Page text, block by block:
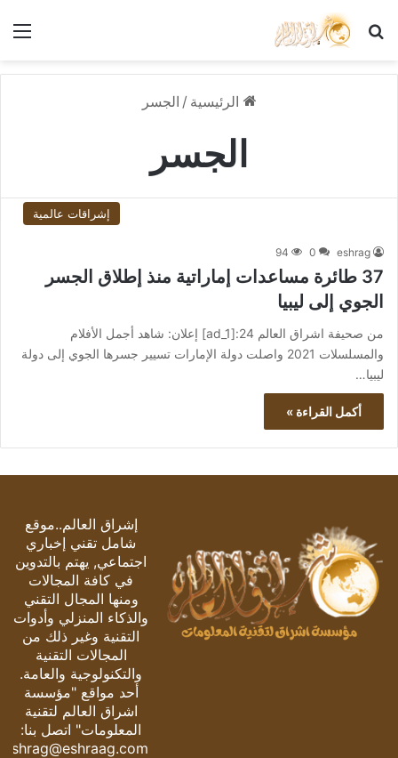
بحث عن
الرئيسية / الجسر
الجسر
إشراقات عالمية
eshrag
0
94
37 طائرة مساعدات إماراتية منذ إطلاق الجسر
الجوي إلى ليبيا
من صحيفة اشراق العالم 24:[ad_1] إعلان: شاهد أجمل الأفلام
والمسلسلات 2021 واصلت دولة الإمارات تسيير جسرها الجوي إلى دولة
ليبيا…
أكمل القراءة »
إشراق العالم..موقع
شامل تقني إخباري
اجتماعي, يهتم بالتدوين
في كافة المجالات
ومنها المجال التقني
والذكاء المنزلي وأدوات
التقنية وغير ذلك من
المجالات التقنية
والتكنولوجية والعامة.
أحد مواقع "مؤسسة
اشراق العالم لتقنية
المعلومات" اتصل بنا:
eshrag@eshraag.com